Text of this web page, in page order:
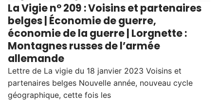
La Vigie n° 209 : Voisins et partenaires
belges | Économie de guerre,
économie de la guerre | Lorgnette :
Montagnes russes de l’armée
allemande
Lettre de La vigie du 18 janvier 2023 Voisins et
partenaires belges Nouvelle année, nouveau cycle
géographique, cette fois les